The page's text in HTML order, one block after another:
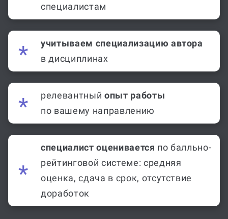
специалистам
учитываем специализацию автора
в дисциплинах
релевантный опыт работы
по вашему направлению
специалист оценивается по балльно-
рейтинговой системе: средняя
оценка, сдача в срок, отсутствие
доработок